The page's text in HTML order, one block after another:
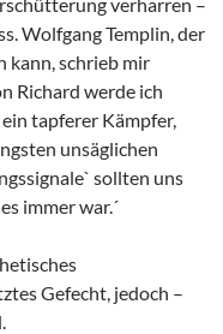
Wolfgang Templin, der
kann, schrieb mir
Richard werde ich
tapferer Kämpfer,
unsäglichen
sollten uns
immer war.´
Gefecht, jedoch –